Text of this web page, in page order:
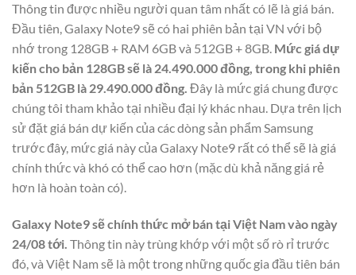
Thông tin được nhiều người quan tâm nhất có lẽ là giá bán.
Đầu tiên, Galaxy Note9 sẽ có hai phiên bản tại VN với bộ
nhớ trong 128GB + RAM 6GB và 512GB + 8GB. Mức giá dự
kiến cho bản 128GB sẽ là 24.490.000 đồng, trong khi phiên
bản 512GB là 29.490.000 đồng. Đây là mức giá chung được
chúng tôi tham khảo tại nhiều đại lý khác nhau. Dựa trên lịch
sử đặt giá bán dự kiến của các dòng sản phẩm Samsung
trước đây, mức giá này của Galaxy Note9 rất có thể sẽ là giá
chính thức và khó có thể cao hơn (mặc dù khả năng giá rẻ
hơn là hoàn toàn có).
Galaxy Note9 sẽ chính thức mở bán tại Việt Nam vào ngày
24/08 tới. Thông tin này trùng khớp với một số rò rỉ trước
đó, và Việt Nam sẽ là một trong những quốc gia đầu tiên bán